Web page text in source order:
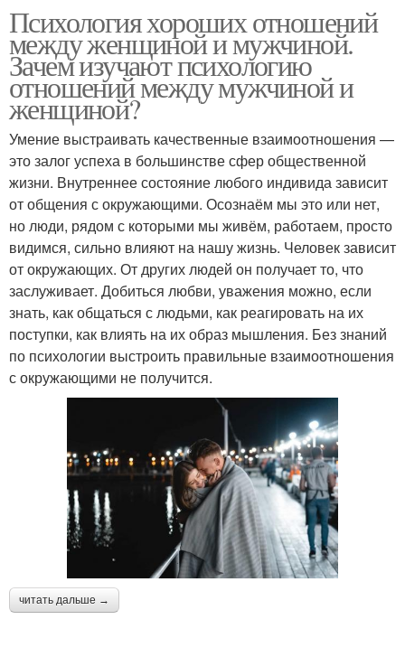
Психология хороших отношений
между женщиной и мужчиной.
Зачем изучают психологию
отношений между мужчиной и
женщиной?
Умение выстраивать качественные взаимоотношения —
это залог успеха в большинстве сфер общественной
жизни. Внутреннее состояние любого индивида зависит
от общения с окружающими. Осознаём мы это или нет,
но люди, рядом с которыми мы живём, работаем, просто
видимся, сильно влияют на нашу жизнь. Человек зависит
от окружающих. От других людей он получает то, что
заслуживает. Добиться любви, уважения можно, если
знать, как общаться с людьми, как реагировать на их
поступки, как влиять на их образ мышления. Без знаний
по психологии выстроить правильные взаимоотношения
с окружающими не получится.
читать дальше →